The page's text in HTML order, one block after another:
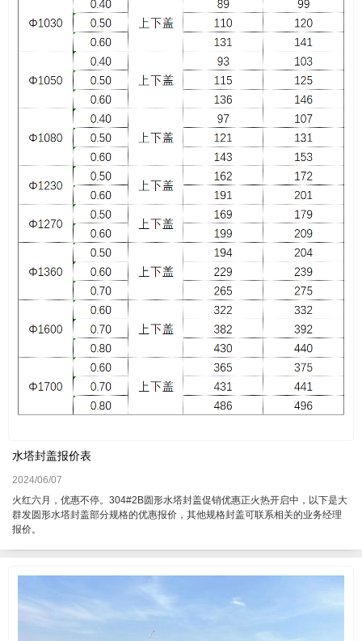
水塔封盖报价表
2024/06/07
火红六月，优惠不停。304#2B圆形水塔封盖促销优惠正火热开启中，以下是大
群发圆形水塔封盖部分规格的优惠报价，其他规格封盖可联系相关的业务经理
报价。